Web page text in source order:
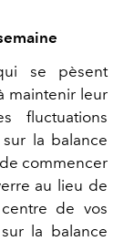
se pèsent
maintenir leur
fluctuations
la balance
commencer
au lieu de
de vos
la balance